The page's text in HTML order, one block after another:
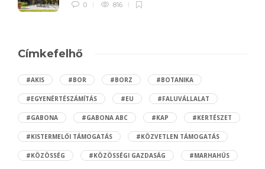
0 816
Címkefelhő
#AKIS #BOR #BORZ #BOTANIKA
#EGYENÉRTÉSZÁMÍTÁS #EU #FALUVÁLLALAT
#GABONA #GABONA ABC #KAP #KERTÉSZET
#KISTERMELŐI TÁMOGATÁS #KÖZVETLEN TÁMOGATÁS
#KÖZÖSSÉG #KÖZÖSSÉGI GAZDASÁG #MARHAHÚS